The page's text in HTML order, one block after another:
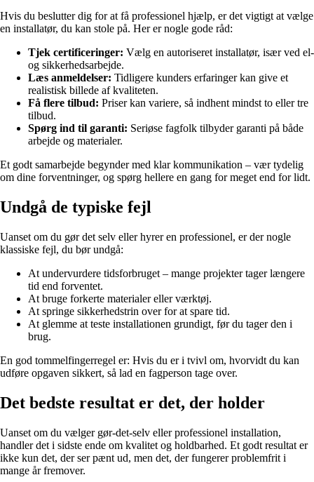
Hvis du beslutter dig for at få professionel hjælp, er det vigtigt at vælge
en installatør, du kan stole på. Her er nogle gode råd:
Tjek certificeringer: Vælg en autoriseret installatør, især ved el-
og sikkerhedsarbejde.
Læs anmeldelser: Tidligere kunders erfaringer kan give et
realistisk billede af kvaliteten.
Få flere tilbud: Priser kan variere, så indhent mindst to eller tre
tilbud.
Spørg ind til garanti: Seriøse fagfolk tilbyder garanti på både
arbejde og materialer.
Et godt samarbejde begynder med klar kommunikation – vær tydelig
om dine forventninger, og spørg hellere en gang for meget end for lidt.
Undgå de typiske fejl
Uanset om du gør det selv eller hyrer en professionel, er der nogle
klassiske fejl, du bør undgå:
At undervurdere tidsforbruget – mange projekter tager længere
tid end forventet.
At bruge forkerte materialer eller værktøj.
At springe sikkerhedstrin over for at spare tid.
At glemme at teste installationen grundigt, før du tager den i
brug.
En god tommelfingerregel er: Hvis du er i tvivl om, hvorvidt du kan
udføre opgaven sikkert, så lad en fagperson tage over.
Det bedste resultat er det, der holder
Uanset om du vælger gør-det-selv eller professionel installation,
handler det i sidste ende om kvalitet og holdbarhed. Et godt resultat er
ikke kun det, der ser pænt ud, men det, der fungerer problemfrit i
mange år fremover.